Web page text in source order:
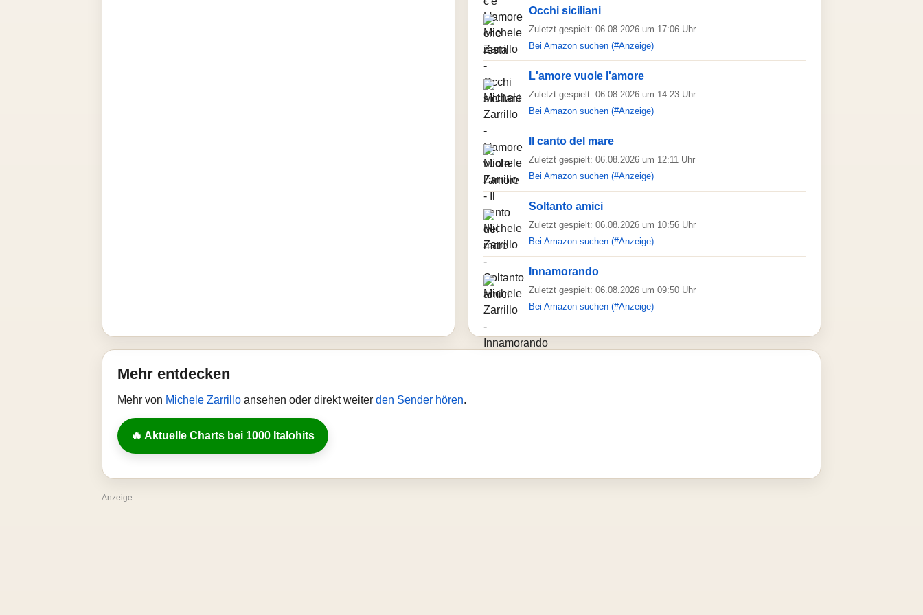
Occhi siciliani
Zuletzt gespielt: 06.08.2026 um 17:06 Uhr
Bei Amazon suchen (#Anzeige)
L'amore vuole l'amore
Zuletzt gespielt: 06.08.2026 um 14:23 Uhr
Bei Amazon suchen (#Anzeige)
Il canto del mare
Zuletzt gespielt: 06.08.2026 um 12:11 Uhr
Bei Amazon suchen (#Anzeige)
Soltanto amici
Zuletzt gespielt: 06.08.2026 um 10:56 Uhr
Bei Amazon suchen (#Anzeige)
Innamorando
Zuletzt gespielt: 06.08.2026 um 09:50 Uhr
Bei Amazon suchen (#Anzeige)
Mehr entdecken
Mehr von Michele Zarrillo ansehen oder direkt weiter den Sender hören.
🔥 Aktuelle Charts bei 1000 Italohits
Anzeige